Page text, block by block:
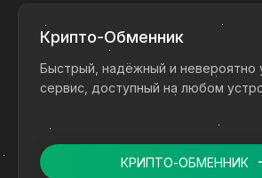
Крипто-Обменник
Быстрый, надёжный и невероятно
сервис, доступный на любом
КРИПТО-ОБМЕННИК